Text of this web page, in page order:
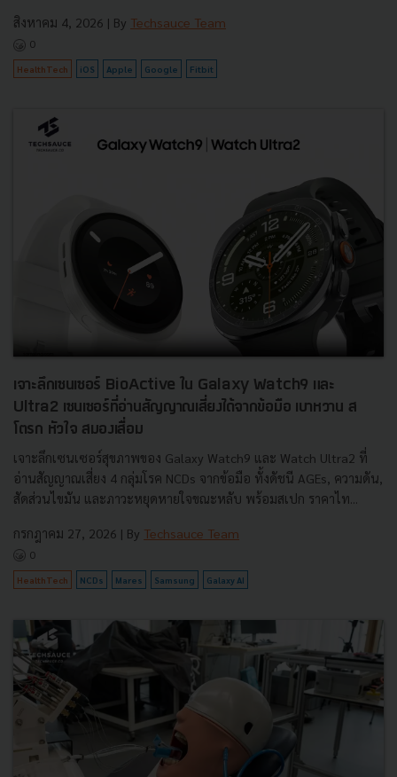
สิงหาคม 4, 2026 | By Techsauce Team
0
HealthTech iOS Apple Google Fitbit
เจาะลึกเซนเซอร์ BioActive ใน Galaxy Watch9 และ
Ultra2 เซนเซอร์ที่อ่านสัญญาณเสี่ยงได้จากข้อมือ เบาหวาน ส
โตรก หัวใจ สมองเสื่อม
เจาะลึกเซนเซอร์สุขภาพของ Galaxy Watch9 และ Watch Ultra2 ที่
อ่านสัญญาณเสี่ยง 4 กลุ่มโรค NCDs จากข้อมือ ทั้งดัชนี AGEs, ความดัน,
สัดส่วนไขมัน และภาวะหยุดหายใจขณะหลับ พร้อมสเปก ราคาไท...
กรกฎาคม 27, 2026 | By Techsauce Team
0
HealthTech NCDs Mares Samsung Galaxy AI